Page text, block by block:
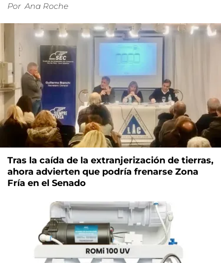
Por Ana Roche
Tras la caída de la extranjerización de tierras,
ahora advierten que podría frenarse Zona
Fría en el Senado